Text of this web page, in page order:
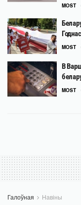
MOST
MOST
В
MOST
Галоўная Навіны